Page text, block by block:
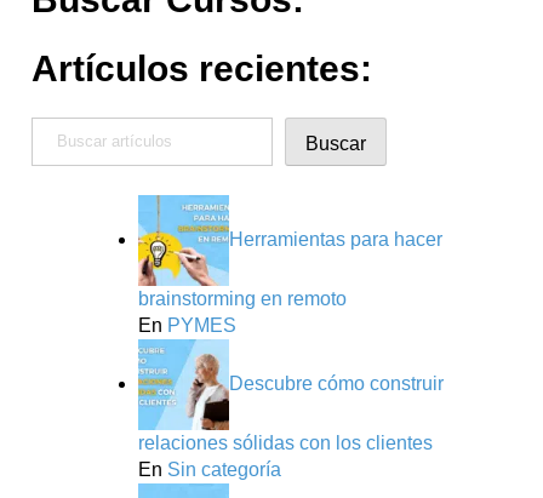
Artículos recientes:
Buscar
Herramientas para hacer
brainstorming en remoto
En PYMES
Descubre cómo construir
relaciones sólidas con los clientes
En Sin categoría